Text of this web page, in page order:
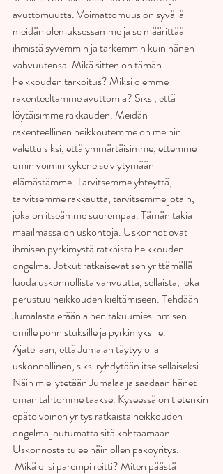
avuttomuutta. Voimattomuus on syvällä
meidän olemuksessamme ja se määrittää
ihmistä syvemmin ja tarkemmin kuin hänen
vahvuutensa. Mikä sitten on tämän
heikkouden tarkoitus? Miksi olemme
rakenteeltamme avuttomia? Siksi, että
löytäisimme rakkauden. Meidän
rakenteellinen heikkoutemme on meihin
valettu siksi, että ymmärtäisimme, ettemme
omin voimin kykene selviytymään
elämästämme. Tarvitsemme yhteyttä,
tarvitsemme rakkautta, tarvitsemme jotain,
joka on itseämme suurempaa. Tämän takia
maailmassa on uskontoja. Uskonnot ovat
ihmisen pyrkimystä ratkaista heikkouden
ongelma. Jotkut ratkaisevat sen yrittämällä
luoda uskonnollista vahvuutta, sellaista, joka
perustuu heikkouden kieltämiseen. Tehdään
Jumalasta eräänlainen takuumies ihmisen
omille ponnistuksille ja pyrkimyksille.
Ajatellaan, että Jumalan täytyy olla
uskonnollinen, siksi ryhdytään itse sellaiseksi.
Näin miellytetään Jumalaa ja saadaan hänet
oman tahtomme taakse. Kyseessä on tietenkin
epätoivoinen yritys ratkaista heikkouden
ongelma joutumatta sitä kohtaamaan.
Uskonnosta tulee näin ollen pakoyritys.